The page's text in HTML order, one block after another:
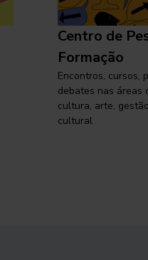
Centro de
Formação
Encontros, cursos,
debates nas áreas
cultura, arte,
cultural